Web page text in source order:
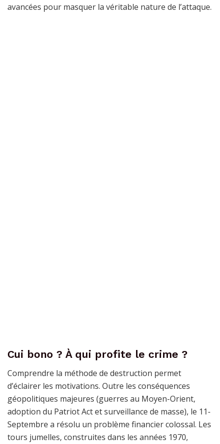
avancées pour masquer la véritable nature de l’attaque.
Cui bono ? À qui profite le crime ?
Comprendre la méthode de destruction permet
d’éclairer les motivations. Outre les conséquences
géopolitiques majeures (guerres au Moyen-Orient,
adoption du Patriot Act et surveillance de masse), le 11-
Septembre a résolu un problème financier colossal. Les
tours jumelles, construites dans les années 1970,